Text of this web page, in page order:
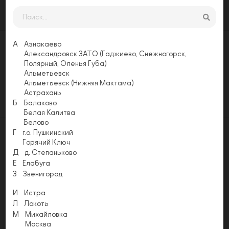
Оставьте свой отзыв
Еще никто не оставил отзыв на этой
странице. Будьте первым, напишите свой
отзыв!
АкцииУсловия доставки
Напишите нам
Email
info@pizzapomodoro.ru
История «ПОМОДОРО» началась в 2014 году. На сегодняшний
А
Азнакаево
Александровск ЗАТО (Гаджиево, Снежногорск,
Полярный, Оленья Губа)
Альметьевск
Альметьевск (Нижняя Мактама)
Астрахань
Б
Балаково
Белая Калитва
Белово
Г
г.о. Пушкинский
Горячий Ключ
Д д. Степаньково
Е Елабуга
З Звенигород
И Истра
Л Локоть
М
Михайловка
Москва